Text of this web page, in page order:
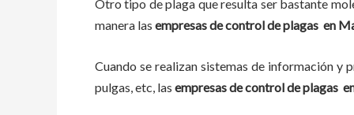
Otro tipo de plaga que resulta ser bastante
manera las empresas de control de plagas en
Cuando se realizan sistemas de información y
pulgas, etc, las empresas de control de plagas